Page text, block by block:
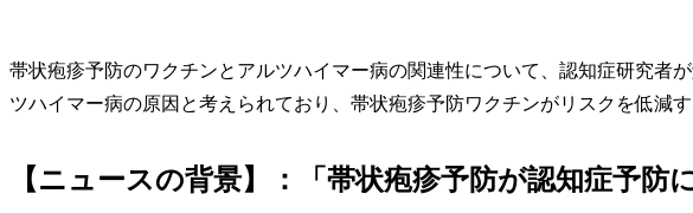
帯状疱疹予防のワクチンとアルツハイマー病の関連性について、認知症研究者
ツハイマー病の原因と考えられており、帯状疱疹予防ワクチンがリスクを低減
【ニュースの背景】：「帯状疱疹予防が認知症予